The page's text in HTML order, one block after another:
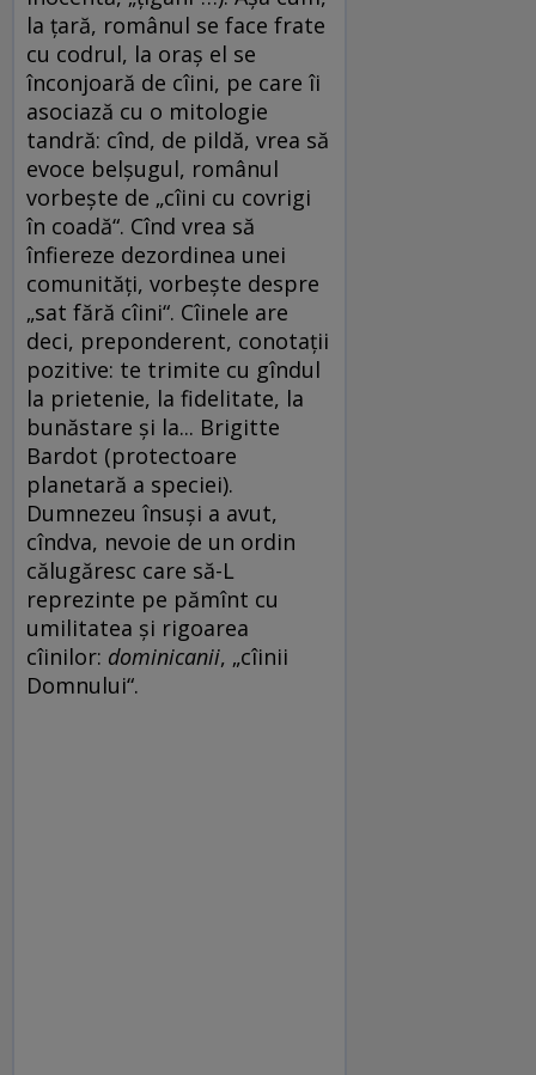
la ţară, românul se face frate
cu codrul, la oraş el se
înconjoară de cîini, pe care îi
asociază cu o mitologie
tandră: cînd, de pildă, vrea să
evoce belşugul, românul
vorbeşte de „cîini cu covrigi
în coadă“. Cînd vrea să
înfiereze dezordinea unei
comunităţi, vorbeşte despre
„sat fără cîini“. Cîinele are
deci, preponderent, conotaţii
pozitive: te trimite cu gîndul
la prietenie, la fidelitate, la
bunăstare şi la... Brigitte
Bardot (protectoare
planetară a speciei).
Dumnezeu însuşi a avut,
cîndva, nevoie de un ordin
călugăresc care să-L
reprezinte pe pămînt cu
umilitatea şi rigoarea
cîinilor: dominicanii, „cîinii
Domnului“.